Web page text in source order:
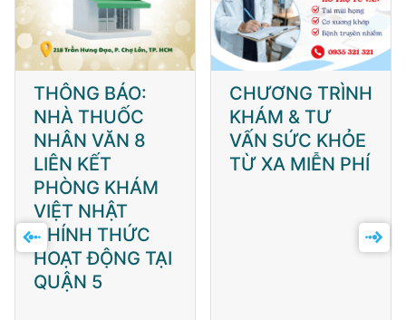
CHƯƠNG TRÌNH
KHÁM & TƯ
VẤN SỨC KHỎE
TỪ XA MIỄN PHÍ
MỪNG KHAI
TRƯƠNG NHÀ
THUỐC NHÂN
VĂN 413 LÝ
TRỌN NIỀM TIN